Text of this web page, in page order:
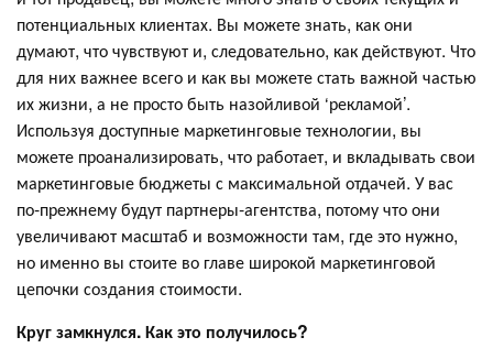
потенциальных клиентах. Вы можете знать, как они
думают, что чувствуют и, следовательно, как действуют. Что
для них важнее всего и как вы можете стать важной частью
их жизни, а не просто быть назойливой ‘рекламой’.
Используя доступные маркетинговые технологии, вы
можете проанализировать, что работает, и вкладывать свои
маркетинговые бюджеты с максимальной отдачей. У вас
по-прежнему будут партнеры-агентства, потому что они
увеличивают масштаб и возможности там, где это нужно,
но именно вы стоите во главе широкой маркетинговой
цепочки создания стоимости.
Круг замкнулся. Как это получилось?